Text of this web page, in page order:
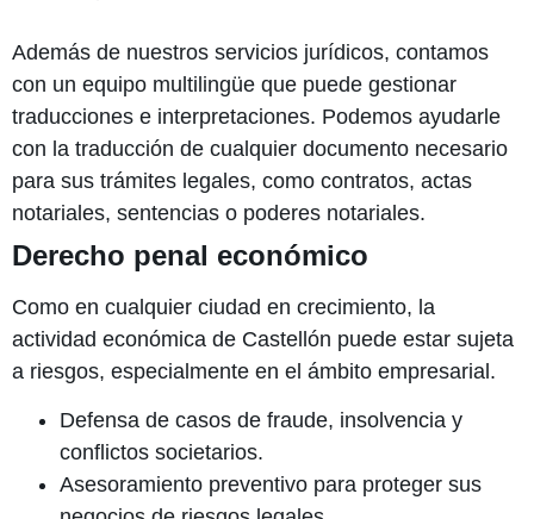
Además de nuestros servicios jurídicos, contamos
con un equipo multilingüe que puede gestionar
traducciones e interpretaciones. Podemos ayudarle
con la traducción de cualquier documento necesario
para sus trámites legales, como contratos, actas
notariales, sentencias o poderes notariales.
Derecho penal económico
Como en cualquier ciudad en crecimiento, la
actividad económica de Castellón puede estar sujeta
a riesgos, especialmente en el ámbito empresarial.
Defensa de casos de fraude, insolvencia y
conflictos societarios.
Asesoramiento preventivo para proteger sus